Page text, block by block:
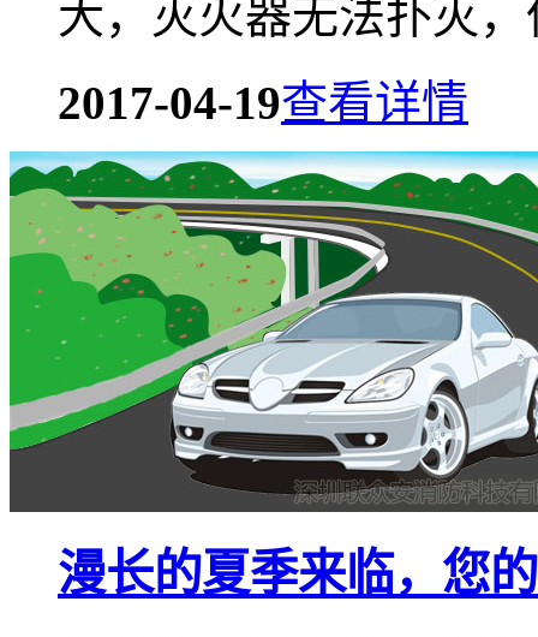
大，灭火器无法扑灭
2017-04-19查看详情
漫长的夏季来临，您